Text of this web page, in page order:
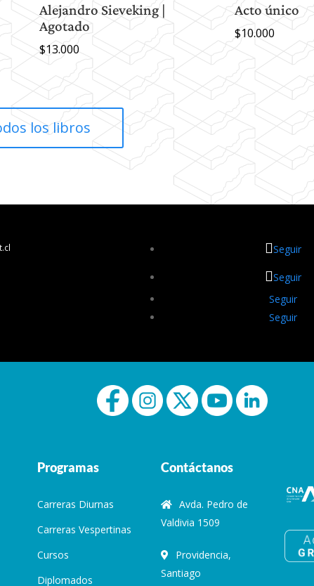
Alejandro Sieveking |
Agotado
$13.000
Acto único
$10.000
los libros
Seguir
Seguir
Seguir
Seguir
Programas
Carreras Diurnas
Carreras Vespertinas
Cursos
Diplomados
Contáctanos
Avda. Pedro de
Valdivia 1509
Providencia,
Santiago